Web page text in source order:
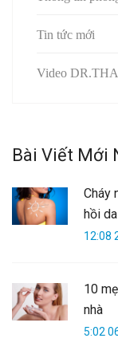
Tin tức mới
Video
Bài Viết Mới
Cháy
hồi
12:08
10
nhà
5:02